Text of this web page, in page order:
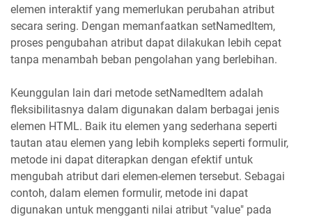
elemen interaktif yang memerlukan perubahan atribut
secara sering. Dengan memanfaatkan setNamedItem,
proses pengubahan atribut dapat dilakukan lebih cepat
tanpa menambah beban pengolahan yang berlebihan.
Keunggulan lain dari metode setNamedItem adalah
fleksibilitasnya dalam digunakan dalam berbagai jenis
elemen HTML. Baik itu elemen yang sederhana seperti
tautan atau elemen yang lebih kompleks seperti formulir,
metode ini dapat diterapkan dengan efektif untuk
mengubah atribut dari elemen-elemen tersebut. Sebagai
contoh, dalam elemen formulir, metode ini dapat
digunakan untuk mengganti nilai atribut "value" pada